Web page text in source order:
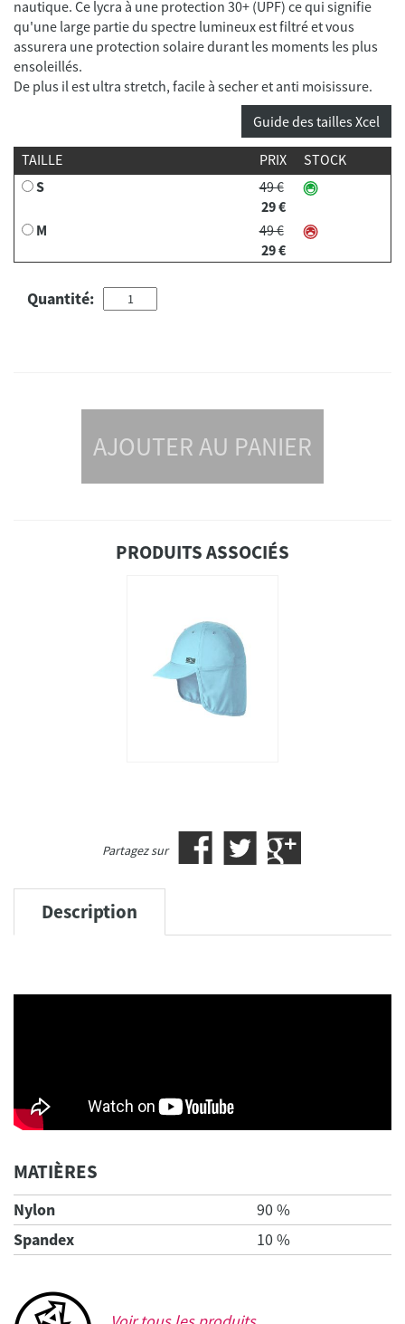
nautique. Ce lycra à une protection 30+ (UPF) ce qui signifie
qu'une large partie du spectre lumineux est filtré et vous
assurera une protection solaire durant les moments les plus
ensoleillés.
De plus il est ultra stretch, facile à secher et anti moisissure.
Guide des tailles Xcel
TAILLE PRIX
STOCK
S
49 €
29 €
M
49 €
29 €
Quantité:
AJOUTER AU PANIER
PRODUITS ASSOCIÉS
Partagez sur
Description
MATIÈRES
Nylon
90 %
Spandex
10 %